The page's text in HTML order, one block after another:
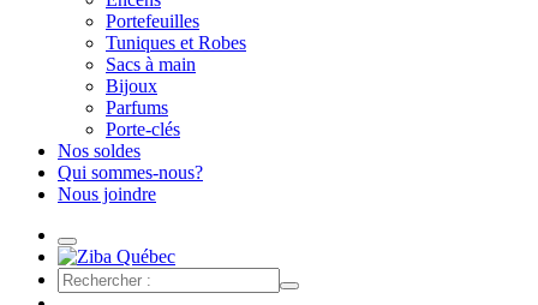
Portefeuilles
Tuniques et Robes
Sacs à main
Bijoux
Parfums
Porte-clés
Nos soldes
Qui sommes-nous?
Nous joindre